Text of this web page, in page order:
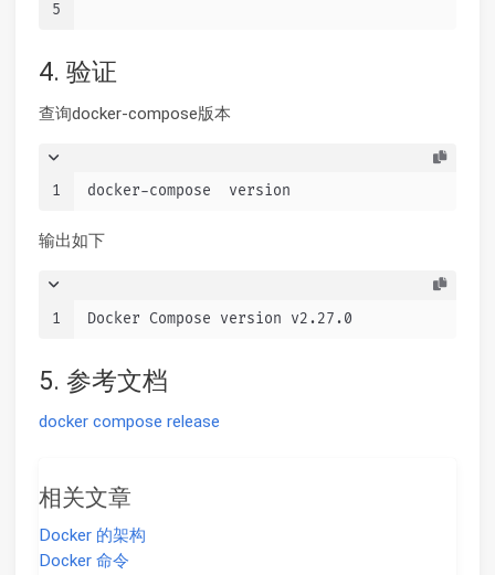
5
4. 验证
查询docker-compose版本
1 docker-compose  version
输出如下
1 Docker Compose version v2.27.0
5. 参考文档
docker compose release
相关文章
Docker 的架构
Docker 命令